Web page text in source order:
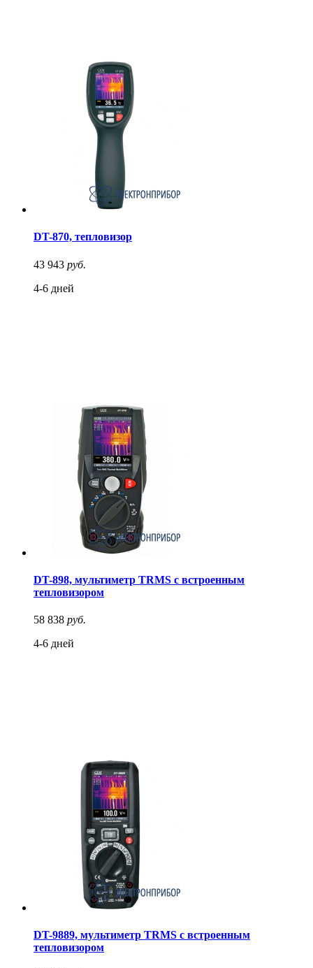
DT-870, тепловизор
43 943 руб.
4-6 дней
DT-898, мультиметр TRMS с встроенным
тепловизором
58 838 руб.
4-6 дней
DT-9889, мультиметр TRMS с встроенным
тепловизором